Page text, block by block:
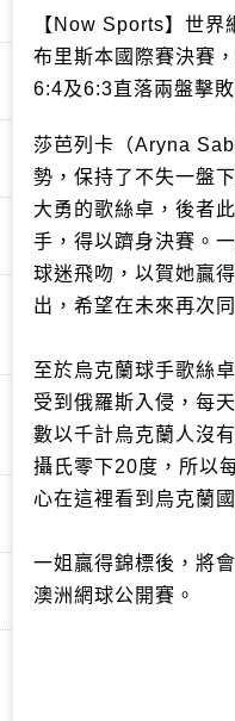
【Now Sports】世界
布里斯本國際賽決賽
6:4及6:3直落兩盤擊
莎芭列卡（Aryna
勢，保持了不失一盤
大勇的歌絲卓，後者
手，得以躋身決賽。
球迷飛吻，以賀她贏
出，希望在未來再次
至於烏克蘭球手歌絲
受到俄羅斯入侵，每
數以千計烏克蘭人沒
攝氏零下20度，所以
心在這裡看到烏克蘭
一姐贏得錦標後，將
澳洲網球公開賽。